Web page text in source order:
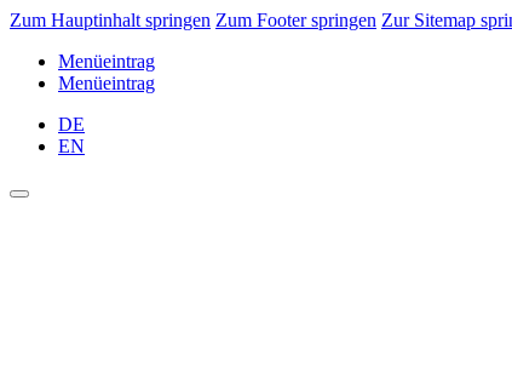
Zum Hauptinhalt springen Zum Footer springen Zur Sitemap
Menüeintrag
Menüeintrag
DE
EN